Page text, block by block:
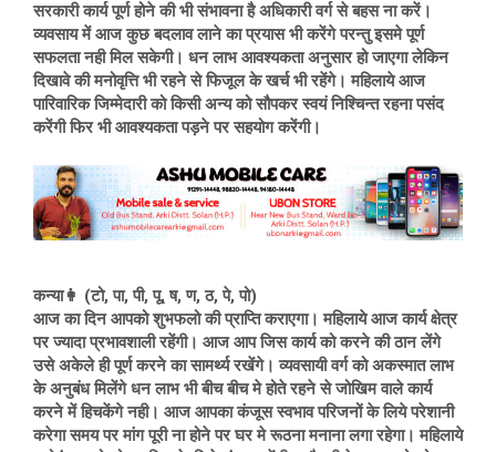
सरकारी कार्य पूर्ण होने की भी संभावना है अधिकारी वर्ग से बहस ना करें।
व्यवसाय में आज कुछ बदलाव लाने का प्रयास भी करेंगे परन्तु इसमे पूर्ण
सफलता नही मिल सकेगी। धन लाभ आवश्यकता अनुसार हो जाएगा लेकिन
दिखावे की मनोवृत्ति भी रहने से फिजूल के खर्च भी रहेंगे। महिलाये आज
पारिवारिक जिम्मेदारी को किसी अन्य को सौपकर स्वयं निश्चिन्त रहना पसंद
करेंगी फिर भी आवश्यकता पड़ने पर सहयोग करेंगी।
कन्या👩 (टो, पा, पी, पू, ष, ण, ठ, पे, पो)
आज का दिन आपको शुभफलो की प्राप्ति कराएगा। महिलाये आज कार्य क्षेत्र
पर ज्यादा प्रभावशाली रहेंगी। आज आप जिस कार्य को करने की ठान लेंगे
उसे अकेले ही पूर्ण करने का सामर्थ्य रखेंगे। व्यवसायी वर्ग को अकस्मात लाभ
के अनुबंध मिलेंगे धन लाभ भी बीच बीच मे होते रहने से जोखिम वाले कार्य
करने में हिचकेंगे नही। आज आपका कंजूस स्वभाव परिजनों के लिये परेशानी
करेगा समय पर मांग पूरी ना होने पर घर मे रूठना मनाना लगा रहेगा। महिलाये